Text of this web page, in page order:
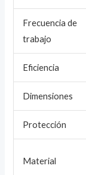
Frecuencia de
trabajo
Eficiencia
Dimensiones
Protección
Material